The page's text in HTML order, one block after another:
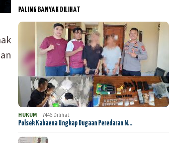
PALING BANYAK DILIHAT
HUKUM
7446 Dilihat
Polsek Kabaena Ungkap Dugaan Peredaran N…